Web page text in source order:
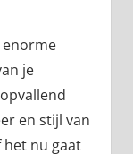
enorme
je
en stijl van
nu gaat